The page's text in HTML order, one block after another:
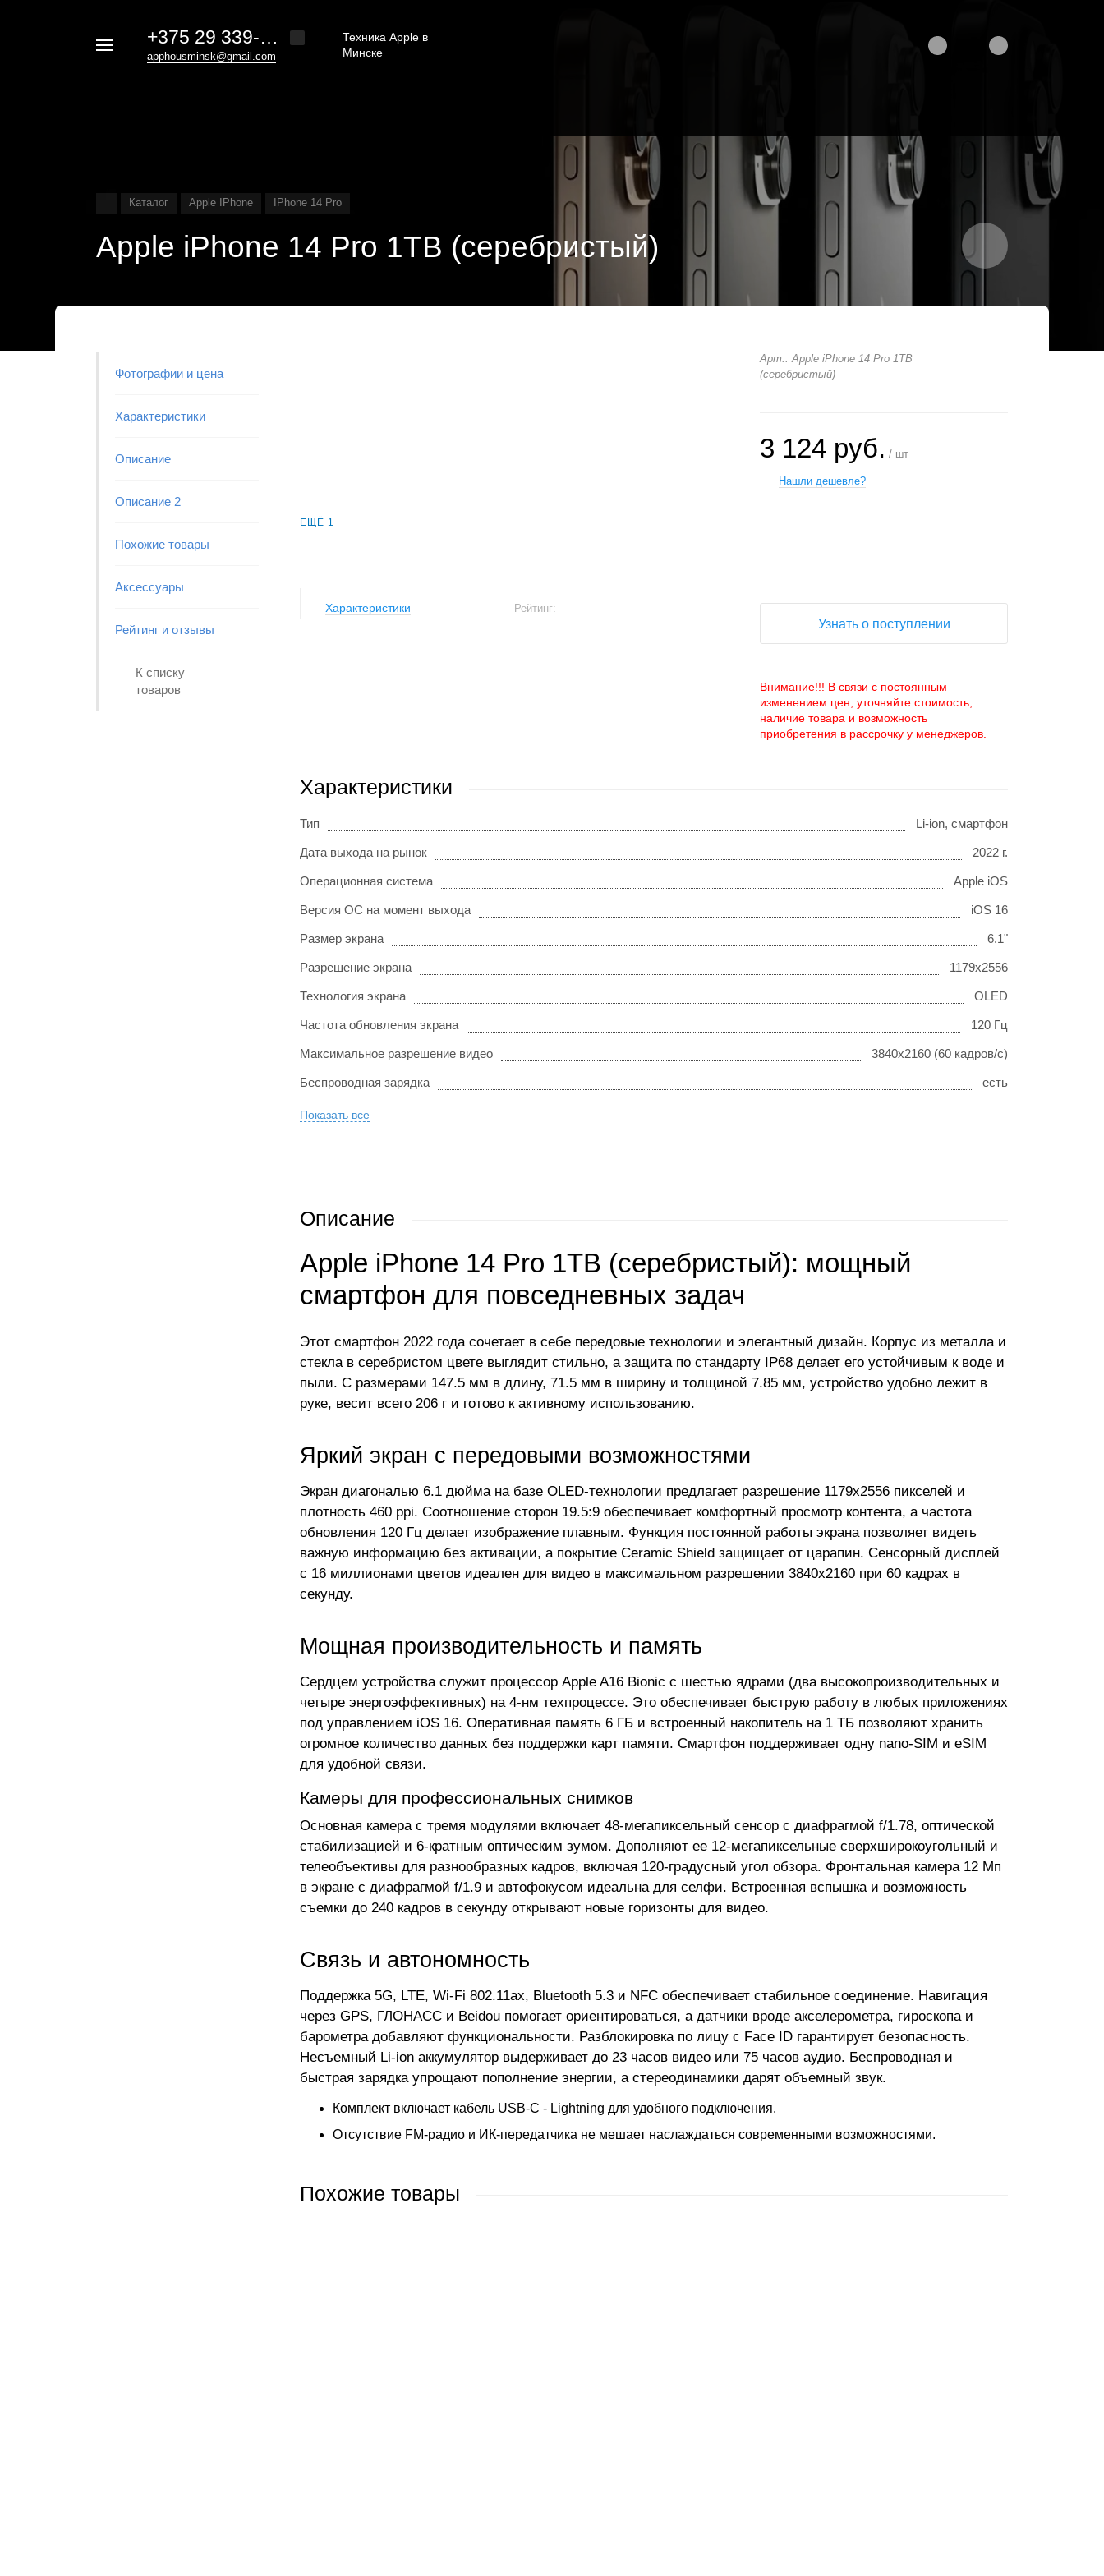
+375 29 339-20-30
apphousminsk@gmail.com
Техника Apple в
Минске
Каталог Apple IPhone IPhone 14 Pro
Apple iPhone 14 Pro 1TB (серебристый)
Фотографии и цена
Характеристики
Описание
Описание 2
Похожие товары
Аксессуары
Рейтинг и отзывы
К списку
товаров
ЕЩЁ 1
Характеристики Рейтинг:
Арт.: Apple iPhone 14 Pro 1TB
(серебристый)
3 124 руб. / шт
Нашли дешевле?
Узнать о поступлении
Внимание!!! В связи с постоянным
изменением цен, уточняйте стоимость,
наличие товара и возможность
приобретения в рассрочку у менеджеров.
Характеристики
Тип Li-ion, смартфон
Дата выхода на рынок 2022 г.
Операционная система Apple iOS
Версия ОС на момент выхода iOS 16
Размер экрана 6.1"
Разрешение экрана 1179x2556
Технология экрана OLED
Частота обновления экрана 120 Гц
Максимальное разрешение видео 3840x2160 (60 кадров/с)
Беспроводная зарядка есть
Показать все
Описание
Apple iPhone 14 Pro 1TB (серебристый): мощный
смартфон для повседневных задач
Этот смартфон 2022 года сочетает в себе передовые технологии и элегантный дизайн. Корпус из металла и
стекла в серебристом цвете выглядит стильно, а защита по стандарту IP68 делает его устойчивым к воде и
пыли. С размерами 147.5 мм в длину, 71.5 мм в ширину и толщиной 7.85 мм, устройство удобно лежит в
руке, весит всего 206 г и готово к активному использованию.
Яркий экран с передовыми возможностями
Экран диагональю 6.1 дюйма на базе OLED-технологии предлагает разрешение 1179x2556 пикселей и
плотность 460 ppi. Соотношение сторон 19.5:9 обеспечивает комфортный просмотр контента, а частота
обновления 120 Гц делает изображение плавным. Функция постоянной работы экрана позволяет видеть
важную информацию без активации, а покрытие Ceramic Shield защищает от царапин. Сенсорный дисплей
с 16 миллионами цветов идеален для видео в максимальном разрешении 3840x2160 при 60 кадрах в
секунду.
Мощная производительность и память
Сердцем устройства служит процессор Apple A16 Bionic с шестью ядрами (два высокопроизводительных и
четыре энергоэффективных) на 4-нм техпроцессе. Это обеспечивает быструю работу в любых приложениях
под управлением iOS 16. Оперативная память 6 ГБ и встроенный накопитель на 1 ТБ позволяют хранить
огромное количество данных без поддержки карт памяти. Смартфон поддерживает одну nano-SIM и eSIM
для удобной связи.
Камеры для профессиональных снимков
Основная камера с тремя модулями включает 48-мегапиксельный сенсор с диафрагмой f/1.78, оптической
стабилизацией и 6-кратным оптическим зумом. Дополняют ее 12-мегапиксельные сверхширокоугольный и
телеобъективы для разнообразных кадров, включая 120-градусный угол обзора. Фронтальная камера 12 Мп
в экране с диафрагмой f/1.9 и автофокусом идеальна для селфи. Встроенная вспышка и возможность
съемки до 240 кадров в секунду открывают новые горизонты для видео.
Связь и автономность
Поддержка 5G, LTE, Wi-Fi 802.11ax, Bluetooth 5.3 и NFC обеспечивает стабильное соединение. Навигация
через GPS, ГЛОНАСС и Beidou помогает ориентироваться, а датчики вроде акселерометра, гироскопа и
барометра добавляют функциональности. Разблокировка по лицу с Face ID гарантирует безопасность.
Несъемный Li-ion аккумулятор выдерживает до 23 часов видео или 75 часов аудио. Беспроводная и
быстрая зарядка упрощают пополнение энергии, а стереодинамики дарят объемный звук.
Комплект включает кабель USB-C - Lightning для удобного подключения.
Отсутствие FM-радио и ИК-передатчика не мешает наслаждаться современными возможностями.
Похожие товары